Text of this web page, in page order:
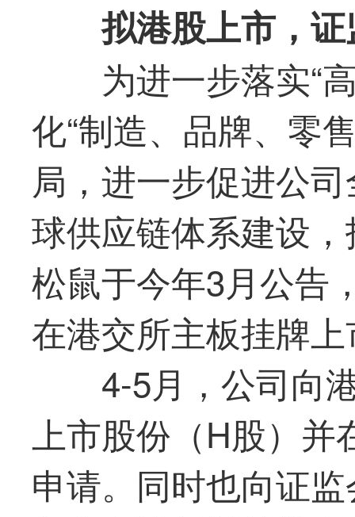
拟港股上市，
为进一步落实“
化“制造、品牌、零
局，进一步促进公
球供应链体系建设
松鼠于今年3月公告
在港交所主板挂牌
4-5月，公司向
上市股份（H股）
申请。同时也向证